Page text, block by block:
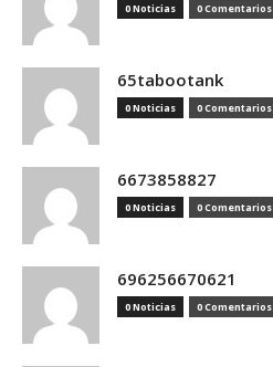
0 Noticias 0 Comentarios
65tabootank
0 Noticias 0 Comentarios
6673858827
0 Noticias 0 Comentarios
696256670621
0 Noticias 0 Comentarios